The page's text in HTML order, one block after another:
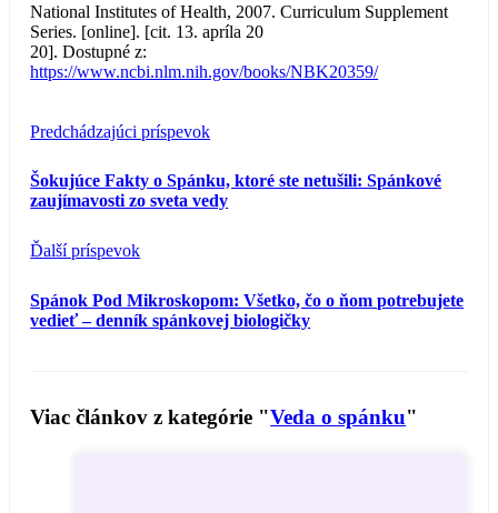
National Institutes of Health, 2007. Curriculum Supplement
Series. [online]. [cit. 13. apríla 20
20]. Dostupné z:
https://www.ncbi.nlm.nih.gov/books/NBK20359/
Predchádzajúci príspevok
Šokujúce Fakty o Spánku, ktoré ste netušili: Spánkové
zaujímavosti zo sveta vedy
Ďalší príspevok
Spánok Pod Mikroskopom: Všetko, čo o ňom potrebujete
vedieť – denník spánkovej biologičky
Viac článkov z kategórie "Veda o spánku"